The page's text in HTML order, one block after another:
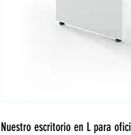
Nuestro escritorio en L para